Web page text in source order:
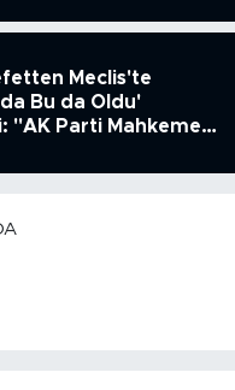
Meclis'te
Bu da Oldu'
"AK Parti Mahkeme